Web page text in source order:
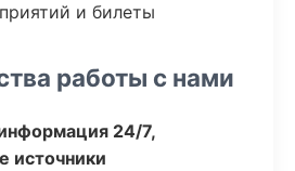
и билеты
работы с нами
24/7,
источники